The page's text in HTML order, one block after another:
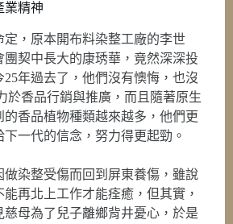
業精神
定，原本開布料染整工廠的李世
團契中長大的康琇華，竟然深深投
25年過去了，他們沒有懊悔，也沒
於香品行銷與推廣，而且隨著原生
香品植物種類越來越多，他們更
一代的信念，努力得更起勁。
做染整受傷而回到屏東養傷，雖說
再北上工作才能痊癒，但其實，
慈母為了兒子離鄉背井憂心，於是